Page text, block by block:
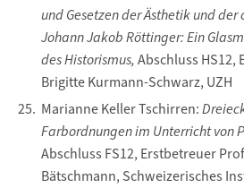
und Gesetzen der Ästhetik und
Johann Jakob Röttinger: Ein
des Historismus,Abschluss HS12,
Brigitte Kurmann-Schwarz, UZH
Marianne Keller Tschirren:
Farbordnungen im Unterricht von
Abschluss FS12, Erstbetreuer
Bätschmann, Schweizerisches